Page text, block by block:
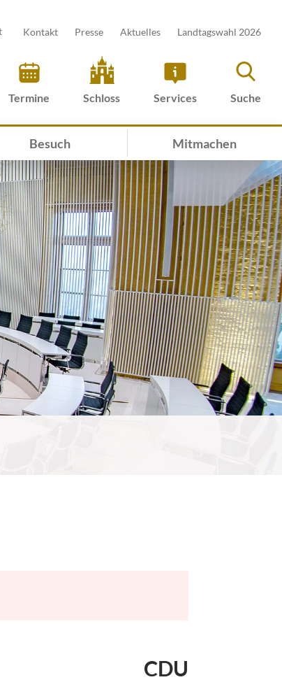
Kontakt Presse Aktuelles Landtagswahl 2026
Termine Schloss Services Suche
Besuch Mitmachen
CDU